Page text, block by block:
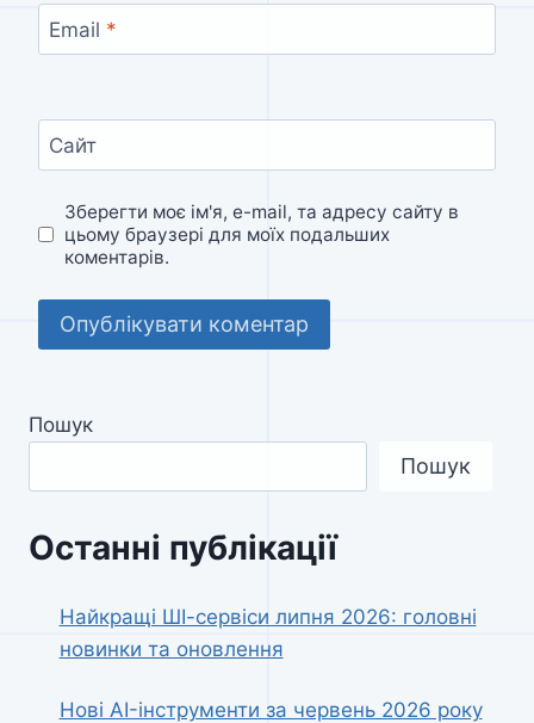
Email *
Сайт
Зберегти моє ім'я, e-mail, та адресу сайту в
цьому браузері для моїх подальших
коментарів.
Пошук
Пошук
Останні публікації
Найкращі ШІ-сервіси липня 2026: головні
новинки та оновлення
Нові AI-інструменти за червень 2026 року